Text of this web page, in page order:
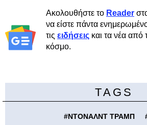
Ακολουθήστε το Reader
να είστε πάντα
τις ειδήσεις και τα νέα από
κόσμο.
TAGS
#ΝΤΟΝΑΛΝΤ ΤΡΑΜΠ